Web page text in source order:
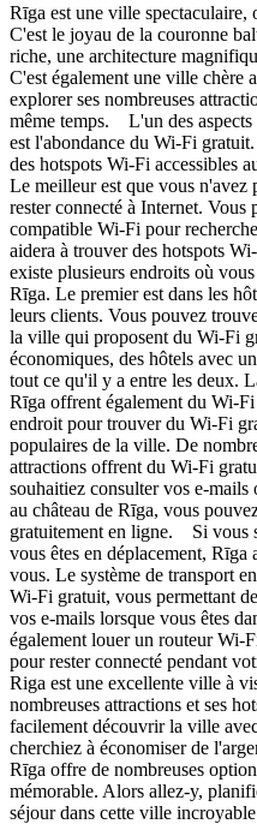
Rīga est une ville spectaculaire,
C'est le joyau de la couronne
riche, une architecture
C'est également une ville chère
explorer ses nombreuses
même temps. L'un des aspects
est l'abondance du Wi-Fi
des hotspots Wi-Fi accessibles
Le meilleur est que vous n'avez
rester connecté à Internet.
compatible Wi-Fi pour
aidera à trouver des hotspots
existe plusieurs endroits où
Rīga. Le premier est dans les
leurs clients. Vous pouvez
la ville qui proposent du Wi-Fi
économiques, des hôtels avec
tout ce qu'il y a entre les deux.
Rīga offrent également du Wi-
endroit pour trouver du Wi-Fi
populaires de la ville. De
attractions offrent du Wi-Fi
souhaitiez consulter vos e-
au château de Rīga, vous
gratuitement en ligne. Si vous
vous êtes en déplacement,
vous. Le système de transport
Wi-Fi gratuit, vous permettant
vos e-mails lorsque vous êtes
également louer un routeur Wi-
pour rester connecté pendant
Riga est une excellente ville à
nombreuses attractions et ses
facilement découvrir la ville
cherchiez à économiser de
Rīga offre de nombreuses
mémorable. Alors allez-y,
séjour dans cette ville